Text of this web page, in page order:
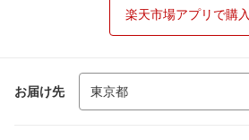
楽天市場アプリで購
お届け先